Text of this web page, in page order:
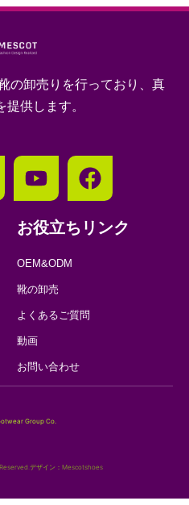
の卸売りを行っており、真
供します。
お役立ちリンク
OEM&ODM
靴の卸売
よくあるご質問
動画
お問い合わせ
Group Co.
デザイン：Mescotshoes